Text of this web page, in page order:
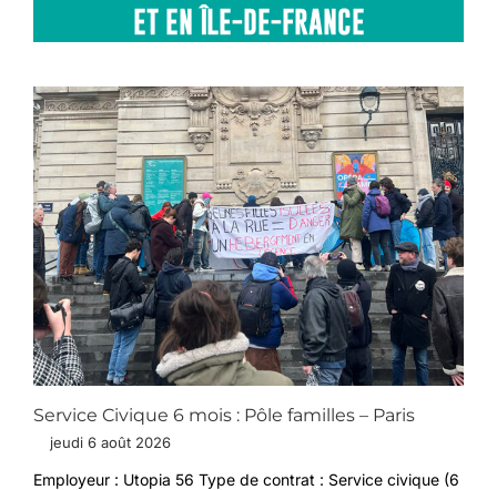
ET EN ÎLE-DE-FRANCE
Service Civique 6 mois : Pôle familles – Paris
jeudi 6 août 2026
Employeur : Utopia 56 Type de contrat : Service civique (6